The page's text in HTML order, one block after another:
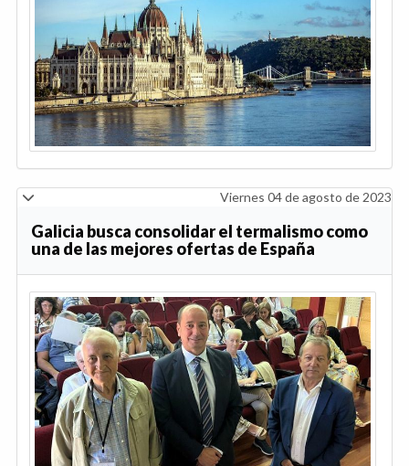
Viernes 04 de agosto de 2023
Galicia busca consolidar el termalismo como
una de las mejores ofertas de España